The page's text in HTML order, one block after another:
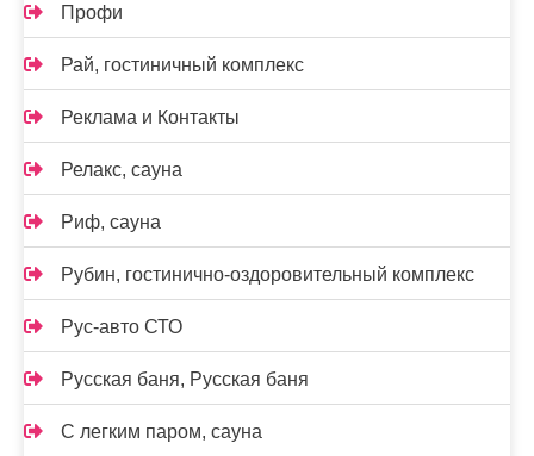
Профи
Рай, гостиничный комплекс
Реклама и Контакты
Релакс, сауна
Риф, сауна
Рубин, гостинично-оздоровительный комплекс
Рус-авто СТО
Русская баня, Русская баня
С легким паром, сауна